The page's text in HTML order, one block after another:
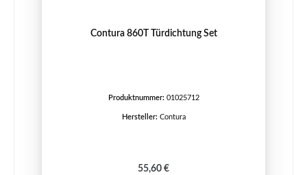
Contura 860T Türdichtung Set
Produktnummer: 01025712
Hersteller: Contura
Regulärer Preis:
55,60 €